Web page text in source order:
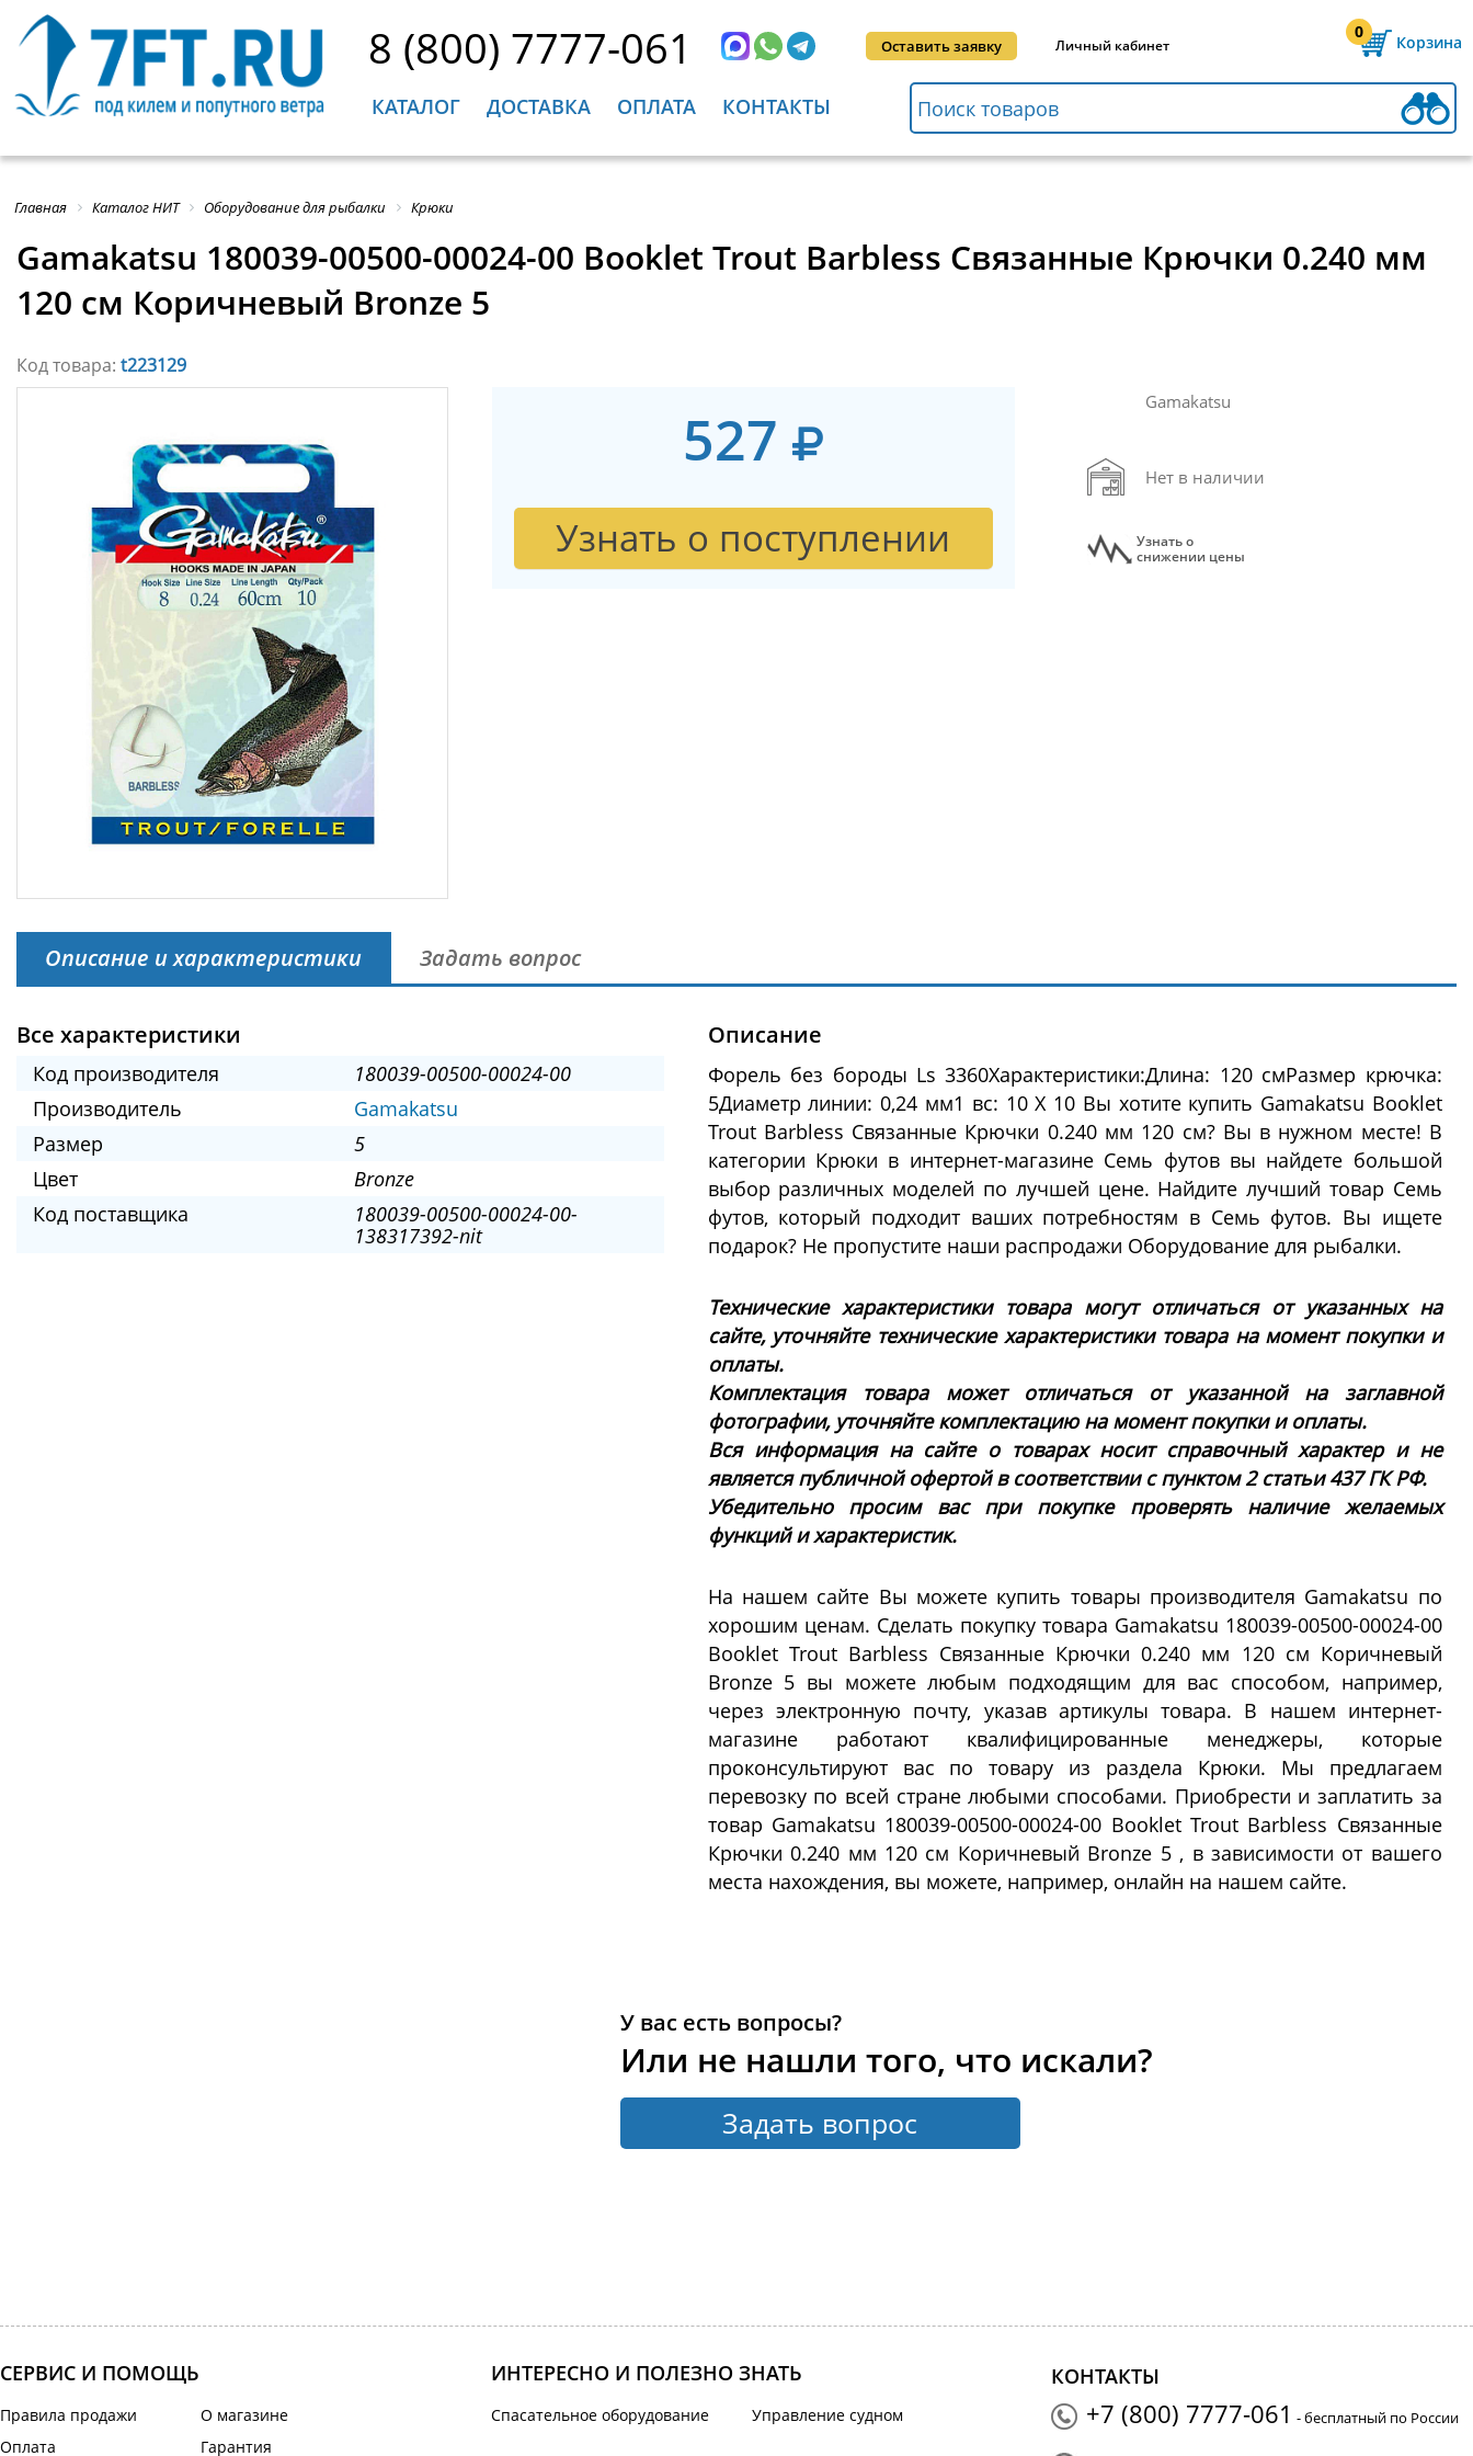
8 (800) 7777-061 Оставить заявку Личный кабинет
0
Корзина
КАТАЛОГ ДОСТАВКА ОПЛАТА КОНТАКТЫ
Главная Каталог НИТ Оборудование для рыбалки Крюки
Gamakatsu 180039-00500-00024-00 Booklet Trout Barbless Связанные Крючки 0.240 мм
120 см Коричневый Bronze 5
Код товара: t223129
527
Узнать о поступлении
Gamakatsu
Нет в наличии
Узнать о
снижении цены
Описание и характеристики Задать вопрос
Все характеристики
Код производителя
180039-00500-00024-00
Производитель
Gamakatsu
Размер
5
Цвет
Bronze
Код поставщика
180039-00500-00024-00-
138317392-nit
Описание
Форель без бороды Ls 3360Характеристики:Длина: 120 смРазмер крючка:
5Диаметр линии: 0,24 мм1 вс: 10 X 10 Вы хотите купить Gamakatsu Booklet
Trout Barbless Связанные Крючки 0.240 мм 120 см? Вы в нужном месте! В
категории Крюки в интернет-магазине Семь футов вы найдете большой
выбор различных моделей по лучшей цене. Найдите лучший товар Семь
футов, который подходит ваших потребностям в Семь футов. Вы ищете
подарок? Не пропустите наши распродажи Оборудование для рыбалки.
Технические характеристики товара могут отличаться от указанных на
сайте, уточняйте технические характеристики товара на момент покупки и
оплаты.
Комплектация товара может отличаться от указанной на заглавной
фотографии, уточняйте комплектацию на момент покупки и оплаты.
Вся информация на сайте о товарах носит справочный характер и не
является публичной офертой в соответствии с пунктом 2 статьи 437 ГК РФ.
Убедительно просим вас при покупке проверять наличие желаемых
функций и характеристик.
На нашем сайте Вы можете купить товары производителя Gamakatsu по
хорошим ценам. Сделать покупку товара Gamakatsu 180039-00500-00024-00
Booklet Trout Barbless Связанные Крючки 0.240 мм 120 см Коричневый
Bronze 5 вы можете любым подходящим для вас способом, например,
через электронную почту, указав артикулы товара. В нашем интернет-
магазине работают квалифицированные менеджеры, которые
проконсультируют вас по товару из раздела Крюки. Мы предлагаем
перевозку по всей стране любыми способами. Приобрести и заплатить за
товар Gamakatsu 180039-00500-00024-00 Booklet Trout Barbless Связанные
Крючки 0.240 мм 120 см Коричневый Bronze 5 , в зависимости от вашего
места нахождения, вы можете, например, онлайн на нашем сайте.
У вас есть вопросы?
Или не нашли того, что искали?
Задать вопрос
СЕРВИС И ПОМОЩЬ
Правила продажи
Оплата
О магазине
Гарантия
ИНТЕРЕСНО И ПОЛЕЗНО ЗНАТЬ
Спасательное оборудование Управление судном
КОНТАКТЫ
+7 (800) 7777-061 - бесплатный по России